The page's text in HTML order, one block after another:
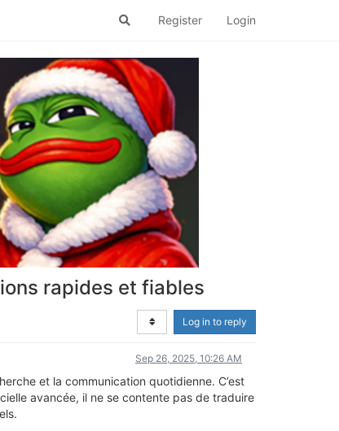
Register Login
rapides et fiables
Log in to reply
Sep 26, 2025, 10:26 AM
et la communication quotidienne. C’est
avancée, il ne se contente pas de traduire